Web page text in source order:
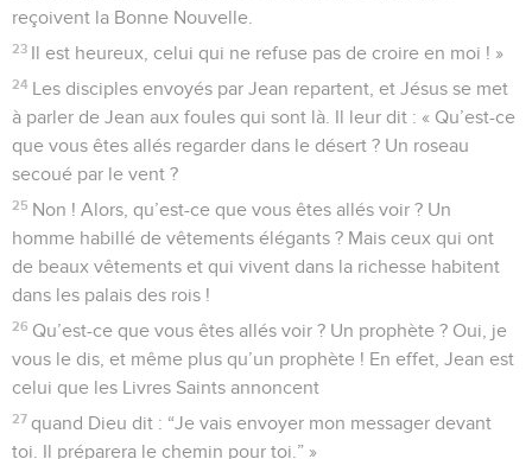
reçoivent la Bonne Nouvelle.
23 Il est heureux, celui qui ne refuse pas de croire en moi ! »
24 Les disciples envoyés par Jean repartent, et Jésus se met
à parler de Jean aux foules qui sont là. Il leur dit : « Qu’est-ce
que vous êtes allés regarder dans le désert ? Un roseau
secoué par le vent ?
25 Non ! Alors, qu’est-ce que vous êtes allés voir ? Un
homme habillé de vêtements élégants ? Mais ceux qui ont
de beaux vêtements et qui vivent dans la richesse habitent
dans les palais des rois !
26 Qu’est-ce que vous êtes allés voir ? Un prophète ? Oui, je
vous le dis, et même plus qu’un prophète ! En effet, Jean est
celui que les Livres Saints annoncent
27 quand Dieu dit : “Je vais envoyer mon messager devant
toi. Il préparera le chemin pour toi.” »